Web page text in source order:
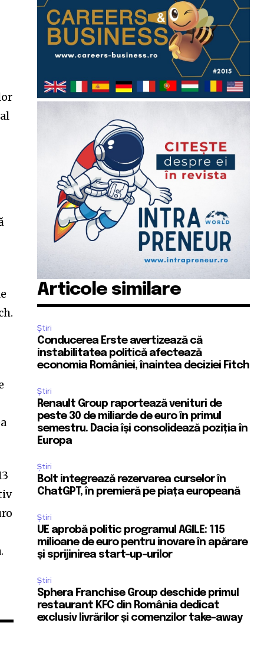
Articole similare
Știri
Conducerea Erste avertizează că
instabilitatea politică afectează
economia României, înaintea deciziei Fitch
Știri
Renault Group raportează venituri de
peste 30 de miliarde de euro în primul
semestru. Dacia își consolidează poziția în
Europa
Știri
Bolt integrează rezervarea curselor în
ChatGPT, în premieră pe piața europeană
Știri
UE aprobă politic programul AGILE: 115
milioane de euro pentru inovare în apărare
și sprijinirea start-up-urilor
Știri
Sphera Franchise Group deschide primul
restaurant KFC din România dedicat
exclusiv livrărilor și comenzilor take-away